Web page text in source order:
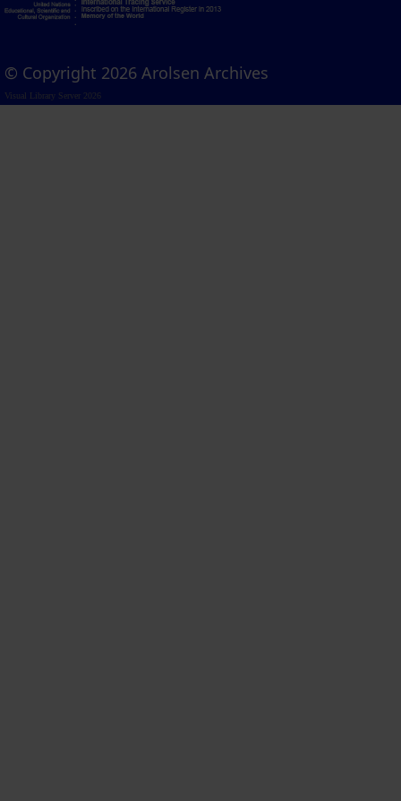
© Copyright 2026 Arolsen Archives
Visual Library Server 2026